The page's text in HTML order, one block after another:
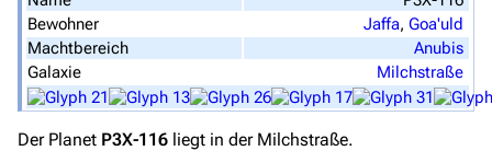
Völker
Orte
Objekte
Zeitleiste
Bewohner
Jaffa, Goa'uld
Machtbereich
Anubis
Galaxie
Milchstraße
Der Planet P3X-116 liegt in der Milchstraße.